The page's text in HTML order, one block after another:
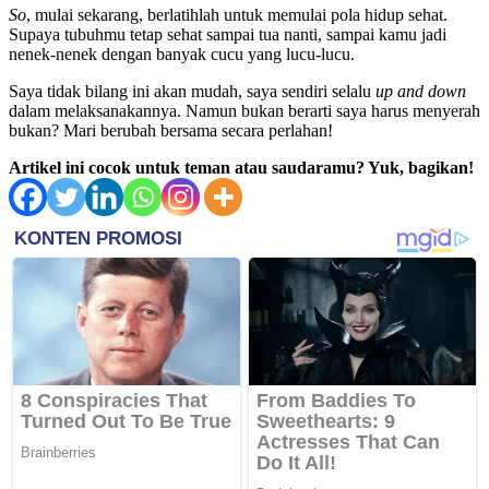
So, mulai sekarang, berlatihlah untuk memulai pola hidup sehat.
Supaya tubuhmu tetap sehat sampai tua nanti, sampai kamu jadi
nenek-nenek dengan banyak cucu yang lucu-lucu.
Saya tidak bilang ini akan mudah, saya sendiri selalu up and down
dalam melaksanakannya. Namun bukan berarti saya harus menyerah
bukan? Mari berubah bersama secara perlahan!
Artikel ini cocok untuk teman atau saudaramu? Yuk, bagikan!